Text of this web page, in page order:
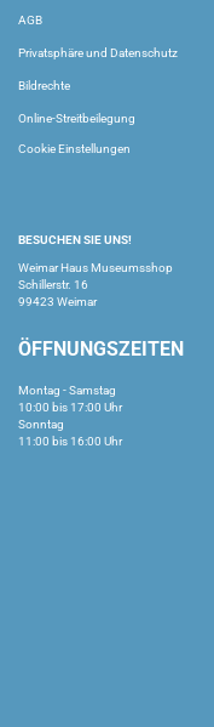
AGB
Privatsphäre und Datenschutz
Bildrechte
Online-Streitbeilegung
Cookie Einstellungen
BESUCHEN SIE UNS!
Weimar Haus Museumsshop
Schillerstr. 16
99423 Weimar
ÖFFNUNGSZEITEN
Montag - Samstag
10:00 bis 17:00 Uhr
Sonntag
11:00 bis 16:00 Uhr